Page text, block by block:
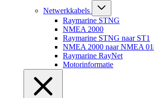
Netwerkkabels
Raymarine STNG
NMEA 2000
Raymarine STNG naar ST1
NMEA 2000 naar NMEA
Raymarine RayNet
Motorinformatie